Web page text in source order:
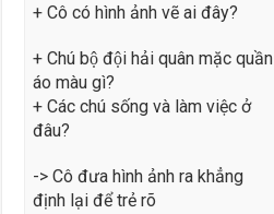
+ Cô có hình ảnh vẽ ai đây?
+ Chú bộ đội hải quân mặc quần
áo màu gì?
+ Các chú sống và làm việc ở
đâu?
-> Cô đưa hình ảnh ra khẳng
định lại để trẻ rõ